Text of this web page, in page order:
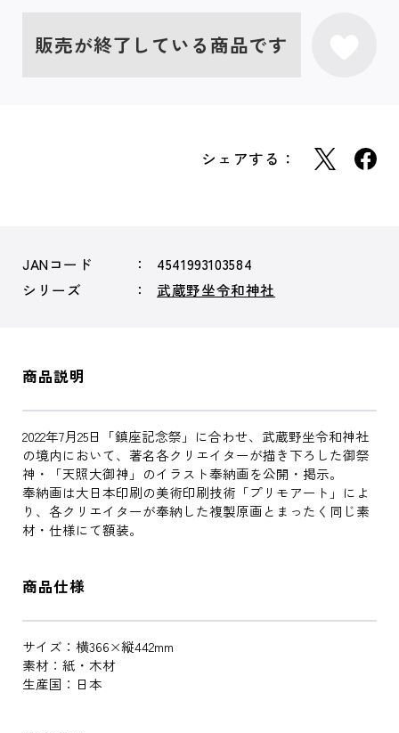
販売が終了している商品です
シェアする：
JANコード
4541993103584
シリーズ
武蔵野坐令和神社
商品説明
2022年7月25日「鎮座記念祭」に合わせ、武蔵野坐令和神社
の境内において、著名各クリエイターが描き下ろした御祭
神・「天照大御神」のイラスト奉納画を公開・掲示。
奉納画は大日本印刷の美術印刷技術「プリモアート」によ
り、各クリエイターが奉納した複製原画とまったく同じ素
材・仕様にて額装。
商品仕様
サイズ：横366×縦442mm
素材：紙・木材
生産国：日本